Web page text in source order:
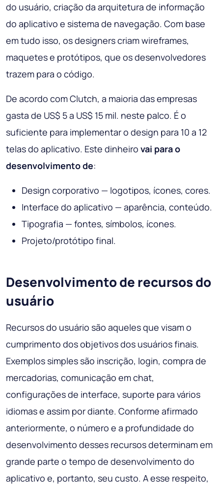
do usuário, criação da arquitetura de informação
do aplicativo e sistema de navegação. Com base
em tudo isso, os designers criam wireframes,
maquetes e protótipos, que os desenvolvedores
trazem para o código.
De acordo com Clutch, a maioria das empresas
gasta de US$ 5 a US$ 15 mil. neste palco. É o
suficiente para implementar o design para 10 a 12
telas do aplicativo. Este dinheiro vai para o
desenvolvimento de:
Design corporativo — logotipos, ícones, cores.
Interface do aplicativo — aparência, conteúdo.
Tipografia — fontes, símbolos, ícones.
Projeto/protótipo final.
Desenvolvimento de recursos do
usuário
Recursos do usuário são aqueles que visam o
cumprimento dos objetivos dos usuários finais.
Exemplos simples são inscrição, login, compra de
mercadorias, comunicação em chat,
configurações de interface, suporte para vários
idiomas e assim por diante. Conforme afirmado
anteriormente, o número e a profundidade do
desenvolvimento desses recursos determinam em
grande parte o tempo de desenvolvimento do
aplicativo e, portanto, seu custo. A esse respeito,